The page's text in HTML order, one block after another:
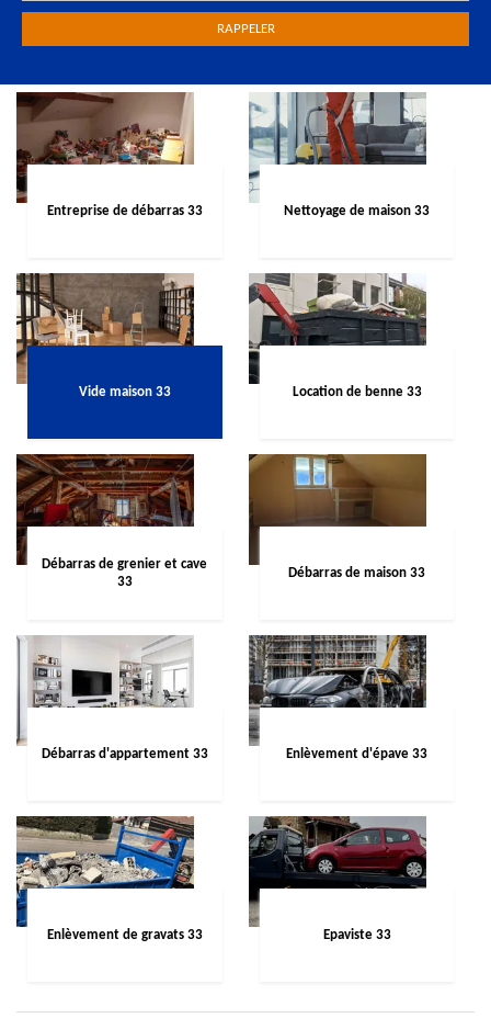
Entreprise de débarras 33 Nettoyage de maison 33
Vide maison 33 Location de benne 33
Débarras de grenier et cave
33
Débarras de maison 33
Débarras d'appartement 33 Enlèvement d'épave 33
Enlèvement de gravats 33 Epaviste 33